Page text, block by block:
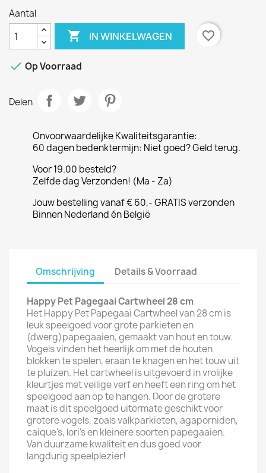
Aantal
 IN WINKELWAGEN favorite_border
 Op Voorraad
Delen
Onvoorwaardelijke Kwaliteitsgarantie:
60 dagen bedenktermijn: Niet goed? Geld terug.
Voor 19.00 besteld?
Zelfde dag Verzonden! (Ma - Za)
Jouw bestelling vanaf € 60,- GRATIS verzonden
Binnen Nederland én België
Omschrijving Details & Voorraad
Happy Pet Pagegaai Cartwheel 28 cm
Het Happy Pet Papegaai Cartwheel van 28 cm is
leuk speelgoed voor grote parkieten en
(dwerg)papegaaien, gemaakt van hout en touw.
Vogels vinden het heerlijk om met de houten
blokken te spelen, eraan te knagen en het touw uit
te pluizen. Het cartwheel is uitgevoerd in vrolijke
kleurtjes met veilige verf en heeft een ring om het
speelgoed aan op te hangen. Door de grotere
maat is dit speelgoed uitermate geschikt voor
grotere vogels, zoals valkparkieten, agaporniden,
caique's, lori's en kleinere soorten papegaaien.
Van duurzame kwaliteit en dus goed voor
langdurig speelplezier!